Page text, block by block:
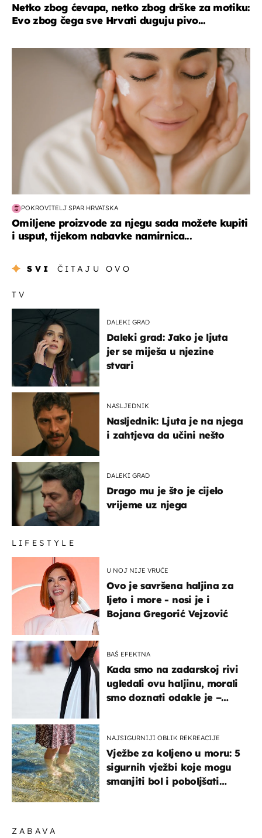
Netko zbog ćevapa, netko zbog drške za motiku:
Evo zbog čega sve Hrvati duguju pivo...
moda & ljepota
POKROVITELJ SPAR HRVATSKA
Omiljene proizvode za njegu sada možete kupiti
i usput, tijekom nabavke namirnica...
SVI ČITAJU OVO
ZABAVA
TV
DALEKI GRAD
Daleki grad: Jako je ljuta
jer se miješa u njezine
stvari
NASLJEDNIK
Nasljednik: Ljuta je na njega
i zahtjeva da učini nešto
DALEKI GRAD
Drago mu je što je cijelo
vrijeme uz njega
LIFESTYLE
U NOJ NIJE VRUĆE
Ovo je savršena haljina za
ljeto i more - nosi je i
Bojana Gregorić Vejzović
BAŠ EFEKTNA
Kada smo na zadarskoj rivi
ugledali ovu haljinu, morali
smo doznati odakle je –
NAJSIGURNIJI OBLIK REKREACIJE
Vježbe za koljeno u moru: 5
sigurnih vježbi koje mogu
smanjiti bol i poboljšati